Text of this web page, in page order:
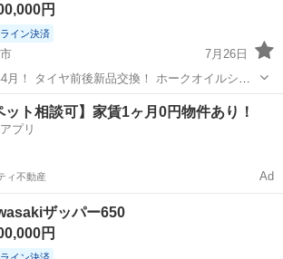
円
イン決済
7月26日
月！ タイヤ前後新品交換！ ホークオイルシー
フィルター交換済み！ 委託販売です。 現車確
！ その他問い合わせ下さい。
カワサキ
ット相談可】家賃1ヶ月0円物件あり！
プリ
ィ不動産 Ad
ザッパー650
円
イン決済